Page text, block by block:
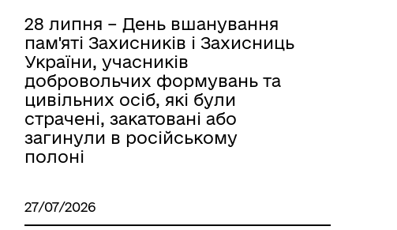
28 липня – День вшанування
пам'яті Захисників і Захисниць
України, учасників
добровольчих формувань та
цивільних осіб, які були
страчені, закатовані або
загинули в російському
полоні
27/07/2026